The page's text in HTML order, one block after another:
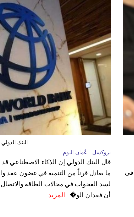
البنك الدولي
بروكسل - عُمان اليوم
قال البنك الدولي إن الذكاء الاصطناعي
ما يعادل قرناً من التنمية في غضون عقد
لسد الفجوات في مجالات الطاقة
أن فقدان الو�... المزيد
في